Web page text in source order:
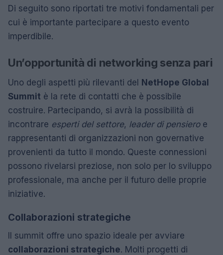
Di seguito sono riportati tre motivi fondamentali per
cui è importante partecipare a questo evento
imperdibile.
Un’opportunità di networking senza pari
Uno degli aspetti più rilevanti del NetHope Global
Summit è la rete di contatti che è possibile
costruire. Partecipando, si avrà la possibilità di
incontrare esperti del settore, leader di pensieroe
rappresentanti di organizzazioni non governative
provenienti da tutto il mondo. Queste connessioni
possono rivelarsi preziose, non solo per lo sviluppo
professionale, ma anche per il futuro delle proprie
iniziative.
Collaborazioni strategiche
Il summit offre uno spazio ideale per avviare
collaborazioni strategiche. Molti progetti di